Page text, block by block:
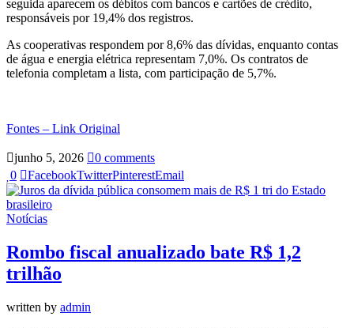
seguida aparecem os débitos com bancos e cartões de crédito,
responsáveis por 19,4% dos registros.
As cooperativas respondem por 8,6% das dívidas, enquanto contas
de água e energia elétrica representam 7,0%. Os contratos de
telefonia completam a lista, com participação de 5,7%.
Fontes – Link Original
junho 5, 2026
0 comments
0
FacebookTwitterPinterestEmail
Notícias
Rombo fiscal anualizado bate R$ 1,2
trilhão
written by admin